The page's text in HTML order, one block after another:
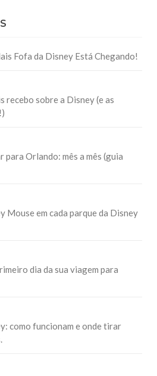
Fofa da Disney Está Chegando!
recebo sobre a Disney (e as
Orlando: mês a mês (guia
Mouse em cada parque da Disney
dia da sua viagem para
como funcionam e onde tirar